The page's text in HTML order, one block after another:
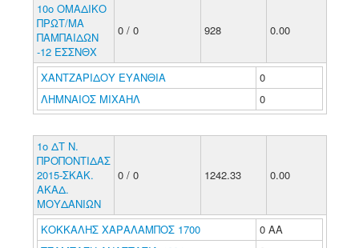
10ο ΟΜΑΔΙΚΟ
ΠΡΩΤ/ΜΑ
ΠΑΜΠΑΙΔΩΝ
-12 ΕΣΣΝΘΧ
0 / 0 928 0.00
ΧΑΝΤΖΑΡΙΔΟΥ ΕΥΑΝΘΙΑ
0
ΛΗΜΝΑΙΟΣ ΜΙΧΑΗΛ
0
1ο ΔΤ Ν.
ΠΡΟΠΟΝΤΙΔΑΣ
2015-ΣΚΑΚ.
ΑΚΑΔ.
ΜΟΥΔΑΝΙΩΝ
0 / 0 1242.33 0.00
ΚΟΚΚΑΛΗΣ ΧΑΡΑΛΑΜΠΟΣ 1700
0 ΑΑ